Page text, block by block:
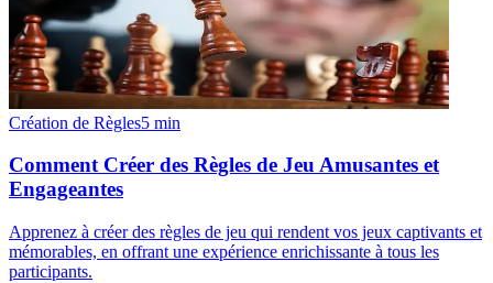
Création de Règles5 min
Comment Créer des Règles de Jeu Amusantes et
Engageantes
Apprenez à créer des règles de jeu qui rendent vos jeux captivants et
mémorables, en offrant une expérience enrichissante à tous les
participants.